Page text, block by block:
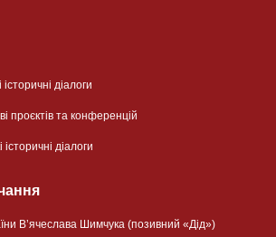
діалоги
проєктів та конференцій
історичні діалоги
В’ячеслава Шимчука (позивний «Дід»)